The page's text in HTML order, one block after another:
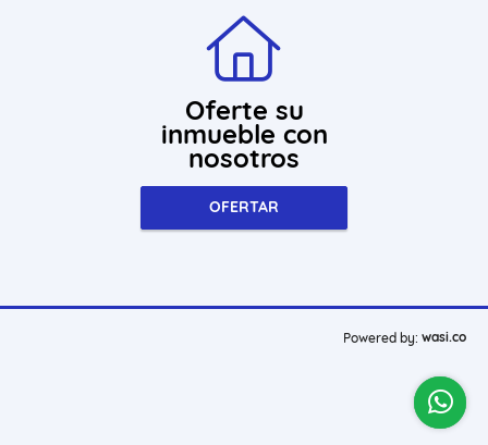
Oferte su
inmueble con
nosotros
OFERTAR
Powered by: wasi.co